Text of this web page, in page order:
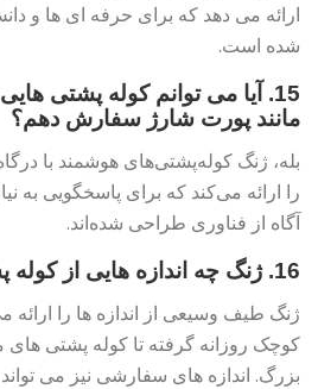
ارائه می دهد که برای حرفه ای ها و
شده است.
15. آیا می توانم کوله پشتی
مانند پورت شارژ سفارش دهم؟
را ارائه می‌کند که برای پاسخگویی به
آگاه از فناوری طراحی شده‌اند.
16. ژنگ چه اندازه هایی از کوله پشتی ارائه می دهد؟
ژنگ طیف وسیعی از اندازه ها را ارائه
کوچک روزانه گرفته تا کوله پشتی های
بزرگ. اندازه های سفارشی نیز می